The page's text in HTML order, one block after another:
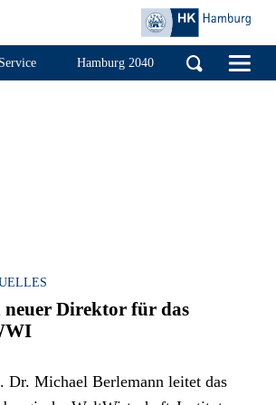
Handelskammer
Service Hamburg 2040
neuer Direktor für das
Dr. Michael Berlemann leitet das